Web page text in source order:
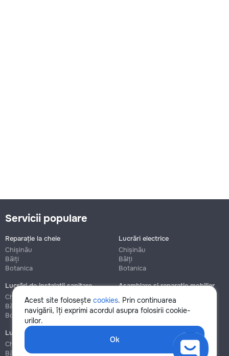
Acest site folosește cookies. Prin continuarea
navigării, îți exprimi acordul asupra folosirii cookie-
urilor.
Ok
Servicii populare
Reparație la cheie
Chișinău
Bălți
Botanica
Lucrări electrice
Chișinău
Bălți
Botanica
Lucrări de instalații sanitare
Chișinău
Bălți
Botanica
Asamblare și reparație mobilier
Chișinău
Botanica
Lucrări de construcție și instalare
Chișinău
Bălți